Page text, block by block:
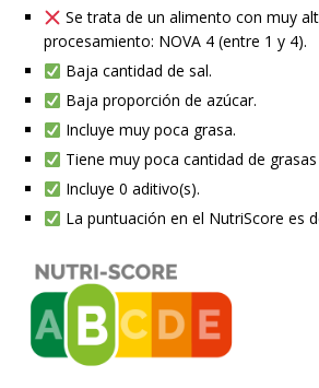
Se trata de un alimento con muy
procesamiento: NOVA 4 (entre 1 y 4).
Baja cantidad de sal.
Baja proporción de azúcar.
Incluye muy poca grasa.
Tiene muy poca cantidad de
Incluye 0 aditivo(s).
La puntuación en el NutriScore es de